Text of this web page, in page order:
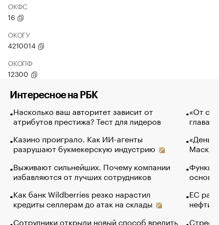
ОКФС
16
ОКОГУ
4210014
ОКОПФ
12300
Интересное на РБК
Насколько ваш авторитет зависит от
атрибутов престижа? Тест для лидеров
Казино проиграло. Как ИИ-агенты
разрушают букмекерскую индустрию
Выживают сильнейших. Почему компании
избавляются от лучших сотрудников
Как банк Wildberries резко нарастил
кредиты селлерам до атак на склады
Сотрудники открыли новый способ вредить
«От
глава
Маск в
основ
ЕС
нефти